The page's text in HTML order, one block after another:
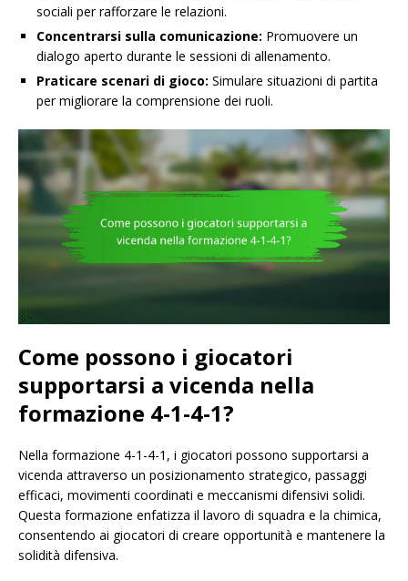
sociali per rafforzare le relazioni.
Concentrarsi sulla comunicazione: Promuovere un
dialogo aperto durante le sessioni di allenamento.
Praticare scenari di gioco: Simulare situazioni di partita
per migliorare la comprensione dei ruoli.
Come possono i giocatori
supportarsi a vicenda nella
formazione 4-1-4-1?
Nella formazione 4-1-4-1, i giocatori possono supportarsi a
vicenda attraverso un posizionamento strategico, passaggi
efficaci, movimenti coordinati e meccanismi difensivi solidi.
Questa formazione enfatizza il lavoro di squadra e la chimica,
consentendo ai giocatori di creare opportunità e mantenere la
solidità difensiva.